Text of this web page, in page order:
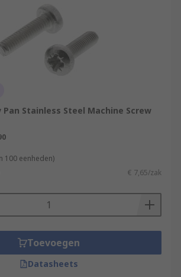
Pan Stainless Steel Machine Screw
100 eenheden)
€ 7,65/zak
Toevoegen
Datasheets